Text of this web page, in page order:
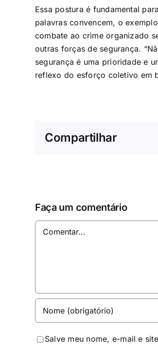
Essa postura é fundamental
palavras convencem, o
combate ao crime organizado
outras forças de segurança.
segurança é uma prioridade e
reflexo do esforço coletivo em
Compartilhar
Faça um comentário
Comentar
Salve meu nome, e-mail e